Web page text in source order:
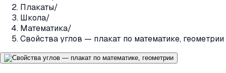
Плакаты/
Школа/
Математика/
Свойства углов — плакат по математике, геометрии